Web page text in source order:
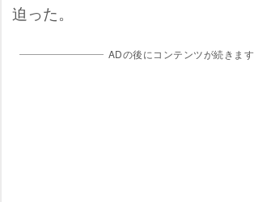
迫った。
ADの後にコンテンツが続きます